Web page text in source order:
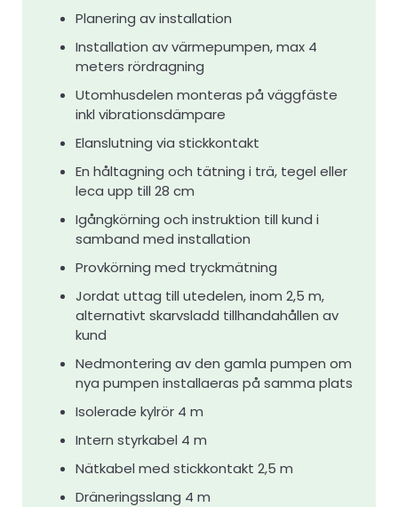
Planering av installation
Installation av värmepumpen, max 4
meters rördragning
Utomhusdelen monteras på väggfäste
inkl vibrationsdämpare
Elanslutning via stickkontakt
En håltagning och tätning i trä, tegel eller
leca upp till 28 cm
Igångkörning och instruktion till kund i
samband med installation
Provkörning med tryckmätning
Jordat uttag till utedelen, inom 2,5 m,
alternativt skarvsladd tillhandahållen av
kund
Nedmontering av den gamla pumpen om
nya pumpen installaeras på samma plats
Isolerade kylrör 4 m
Intern styrkabel 4 m
Nätkabel med stickkontakt 2,5 m
Dräneringsslang 4 m